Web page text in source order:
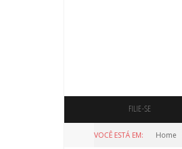
FILIE-SE
VOCÊ ESTÁ EM: Home